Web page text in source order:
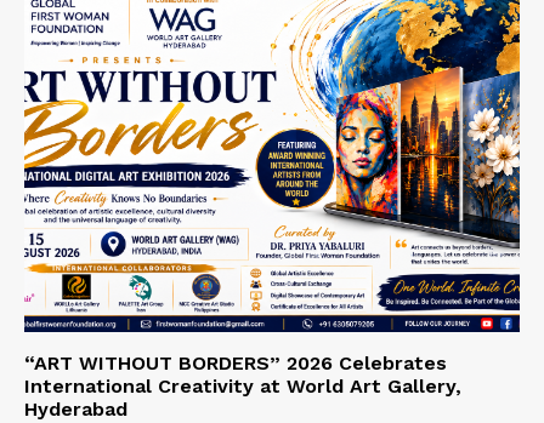
“ART WITHOUT BORDERS” 2026 Celebrates
International Creativity at World Art Gallery,
Hyderabad